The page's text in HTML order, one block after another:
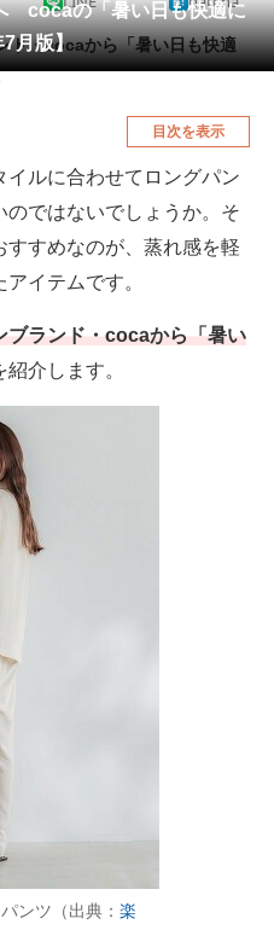
家電
本・DVD・CD
食品・飲料・お酒
cocaの「暑い日も快適に
7月版】
ド・cocaから「暑い日も快適
目次を表示
ルに合わせてロングパン
ではないでしょうか。そ
すすめなのが、蒸れ感を軽
イテムです。
ブランド・cocaから「暑い
紹介します。
ンツ（出典： 楽